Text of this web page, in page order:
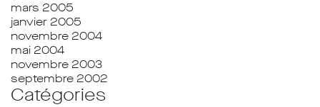
mars 2005
janvier 2005
novembre 2004
mai 2004
novembre 2003
septembre 2002
Catégories